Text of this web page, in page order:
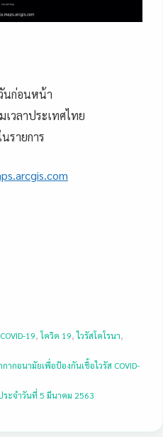
นก่อนหน้า
วลาประเทศไทย
รายการ
19,โควิด 19,ไวรัสโคโรนา,
ากอนามัยเพื่อป้องกันเชื้อไวรัส COVID-
ระจำวันที่ 5 มีนาคม 2563